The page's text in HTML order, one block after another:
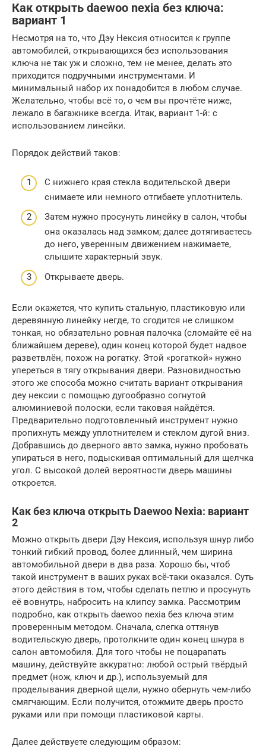
Как открыть daewoo nexia без ключа:
вариант 1
Несмотря на то, что Дэу Нексия относится к группе
автомобилей, открывающихся без использования
ключа не так уж и сложно, тем не менее, делать это
приходится подручными инструментами. И
минимальный набор их понадобится в любом случае.
Желательно, чтобы всё то, о чем вы прочтёте ниже,
лежало в багажнике всегда. Итак, вариант 1-й: с
использованием линейки.
Порядок действий таков:
С нижнего края стекла водительской двери
снимаете или немного отгибаете уплотнитель.
Затем нужно просунуть линейку в салон, чтобы
она оказалась над замком; далее дотягиваетесь
до него, уверенным движением нажимаете,
слышите характерный звук.
Открываете дверь.
Если окажется, что купить стальную, пластиковую или
деревянную линейку негде, то сгодится не слишком
тонкая, но обязательно ровная палочка (сломайте её на
ближайшем дереве), один конец которой будет надвое
разветвлён, похож на рогатку. Этой «рогаткой» нужно
упереться в тягу открывания двери. Разновидностью
этого же способа можно считать вариант открывания
деу нексии с помощью дугообразно согнутой
алюминиевой полоски, если таковая найдётся.
Предварительно подготовленный инструмент нужно
пропихнуть между уплотнителем и стеклом дугой вниз.
Добравшись до дверного авто замка, нужно пробовать
упираться в него, подыскивая оптимальный для щелчка
угол. С высокой долей вероятности дверь машины
откроется.
Как без ключа открыть Daewoo Nexia: вариант
2
Можно открыть двери Дэу Нексия, используя шнур либо
тонкий гибкий провод, более длинный, чем ширина
автомобильной двери в два раза. Хорошо бы, чтоб
такой инструмент в ваших руках всё-таки оказался. Суть
этого действия в том, чтобы сделать петлю и просунуть
её вовнутрь, набросить на клипсу замка. Рассмотрим
подробно, как открыть daewoo nexia без ключа этим
проверенным методом. Сначала, слегка оттянув
водительскую дверь, протолкните один конец шнура в
салон автомобиля. Для того чтобы не поцарапать
машину, действуйте аккуратно: любой острый твёрдый
предмет (нож, ключ и др.), используемый для
проделывания дверной щели, нужно обернуть чем-либо
смягчающим. Если получится, отожмите дверь просто
руками или при помощи пластиковой карты.
Далее действуете следующим образом: